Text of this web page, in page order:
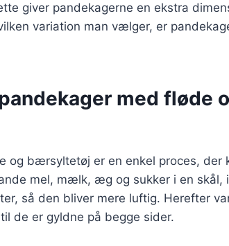
giver pandekagerne en ekstra
variation man vælger, er
med fløde
og bærsyltetøj er en enkel proces, der
mel, mælk, æg og sukker i en skål,
så den bliver mere luftig. Herefter
de er gyldne på begge sider.